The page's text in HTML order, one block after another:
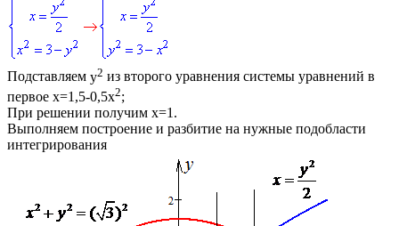
Подставляем y2 из второго уравнения системы уравнений в
первое x=1,5-0,5x2;
При решении получим x=1 .
Выполняем построение и разбитие на нужные подобласти
интегрирования